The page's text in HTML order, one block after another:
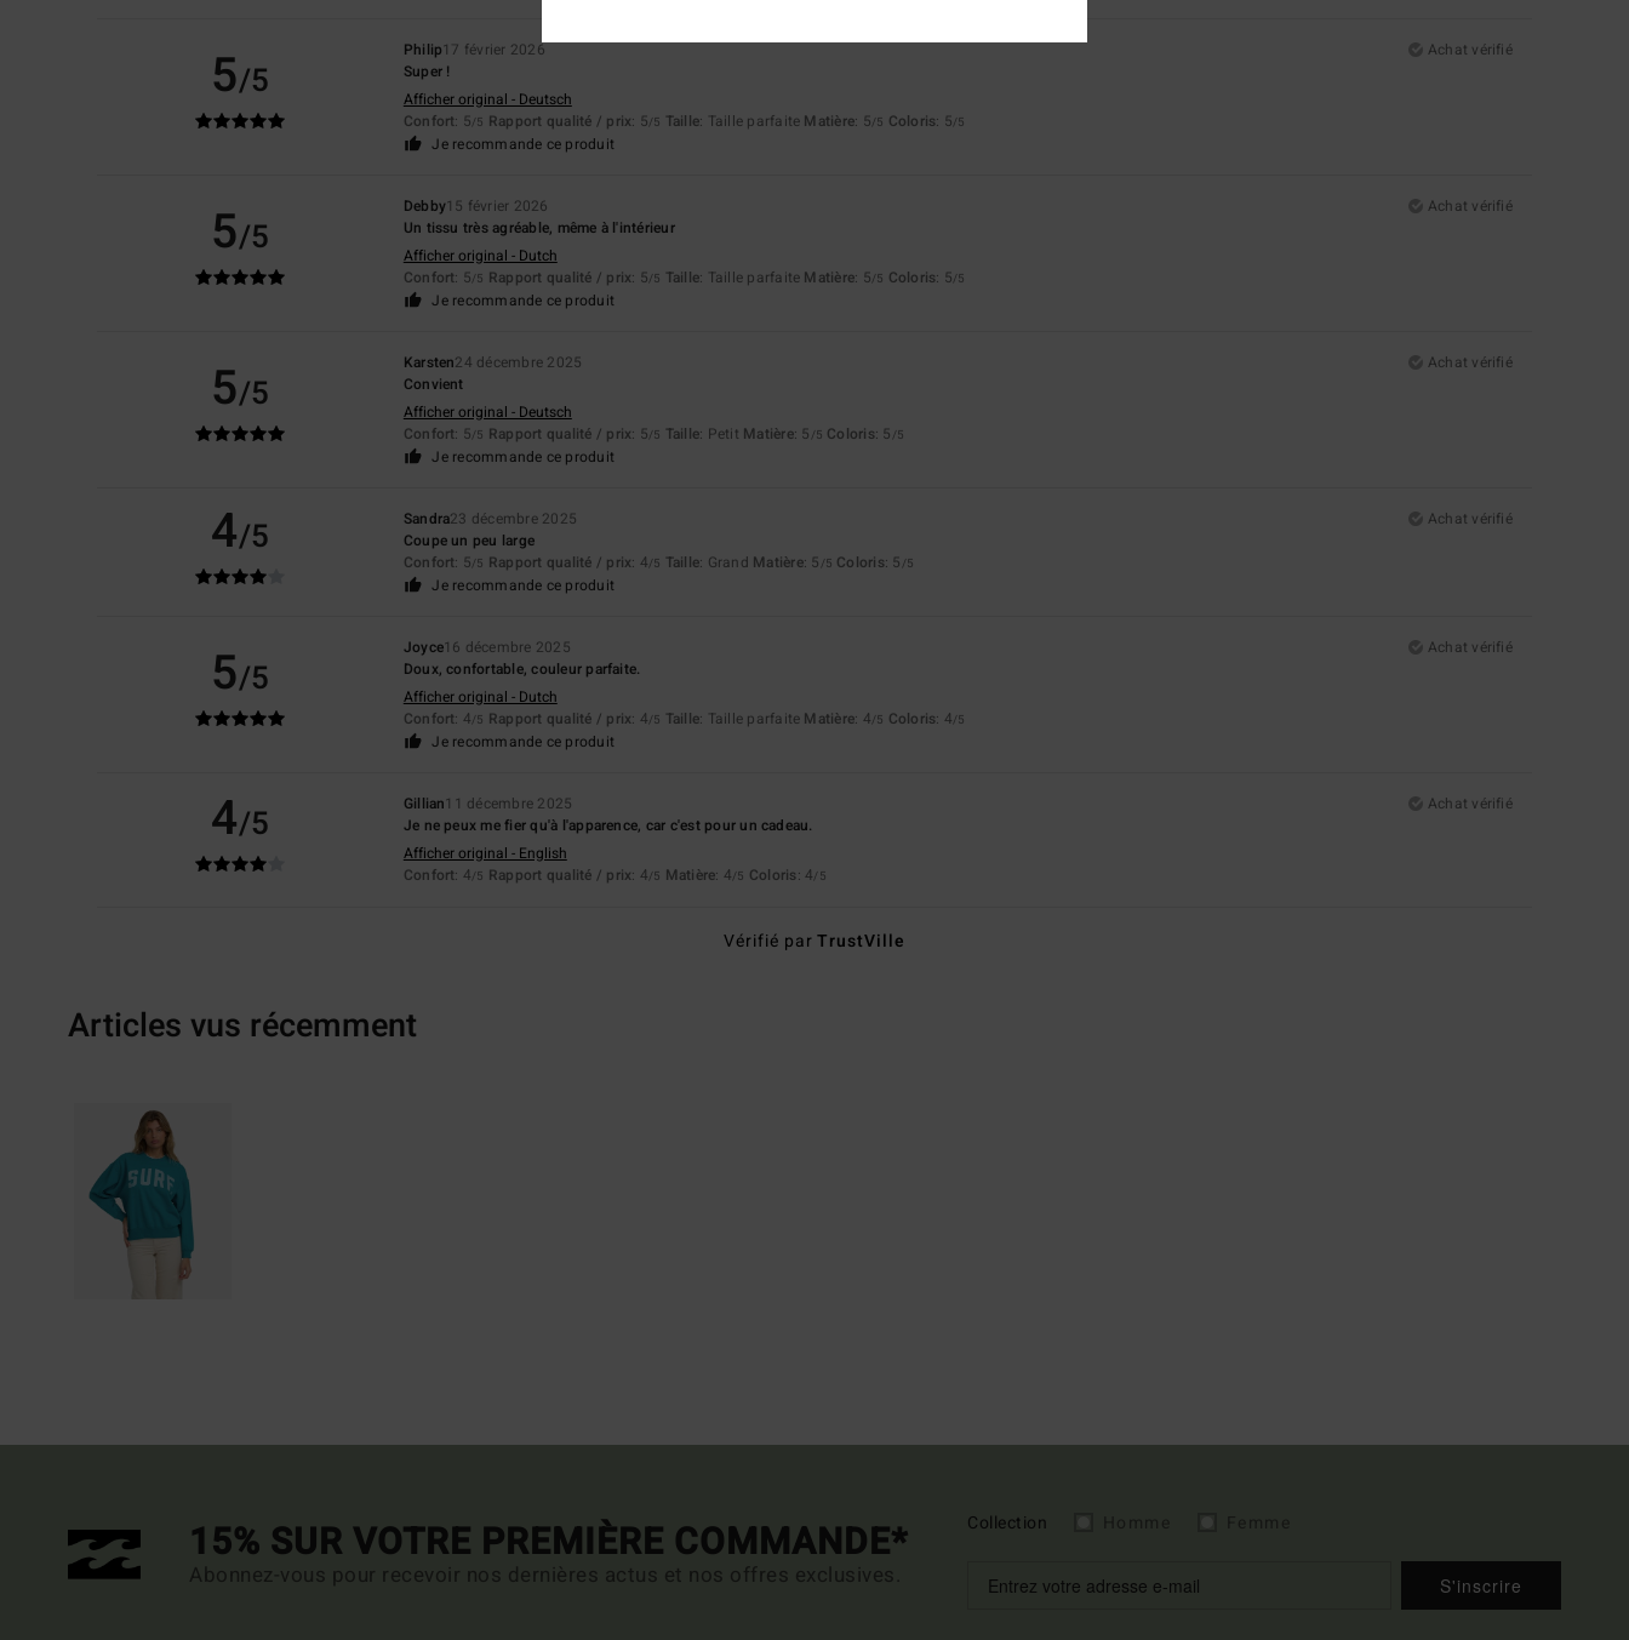
5/5
Philip17 février 2026
Achat vérifié
Super !
Afficher original - Deutsch
Confort: 5/5 Rapport qualité / prix: 5/5 Taille: Taille parfaite Matière: 5/5 Coloris: 5/5
Je recommande ce produit
5/5
Debby15 février 2026
Achat vérifié
Un tissu très agréable, même à l'intérieur
Afficher original - Dutch
Confort: 5/5 Rapport qualité / prix: 5/5 Taille: Taille parfaite Matière: 5/5 Coloris: 5/5
Je recommande ce produit
5/5
Karsten24 décembre 2025
Achat vérifié
Convient
Afficher original - Deutsch
Confort: 5/5 Rapport qualité / prix: 5/5 Taille: Petit Matière: 5 /5 Coloris: 5 /5
Je recommande ce produit
4/5 Sandra23 décembre 2025
Achat vérifié
Coupe un peu large
Confort: 5/5 Rapport qualité / prix: 4/5 Taille: Grand Matière: 5 /5 Coloris: 5 /5
Je recommande ce produit
5/5
Joyce16 décembre 2025
Achat vérifié
Doux, confortable, couleur parfaite.
Afficher original - Dutch
Confort: 4/5 Rapport qualité / prix: 4/5 Taille: Taille parfaite Matière: 4/5 Coloris: 4/5
Je recommande ce produit
4/5 Gillian11 décembre 2025
Achat vérifié
Je ne peux me fier qu'à l'apparence, car c'est pour un cadeau.
Afficher original - English
Confort: 4/5 Rapport qualité / prix: 4/5 Matière: 4/5 Coloris: 4/5
Vérifié parTrustVille
Articles vus récemment
15% SUR VOTRE PREMIÈRE COMMANDE*
Abonnez-vous pour recevoir nos dernières actus et nos offres exclusives.
Collection
S'inscrire